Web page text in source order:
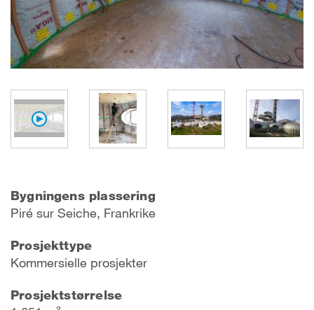
Bygningens plassering
Piré sur Seiche, Frankrike
Prosjekttype
Kommersielle prosjekter
Prosjektstørrelse